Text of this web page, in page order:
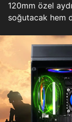
120mm özel
soğutacak hem